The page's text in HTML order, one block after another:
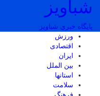
شباویز
پایگاه خبری شباویز
ورزش
اقتصادی
ایران
بین الملل
استانها
سلامت